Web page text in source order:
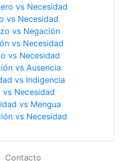
vs Necesidad
vs Necesidad
vs Negación
vs Necesidad
vs Necesidad
vs Ausencia
vs Indigencia
vs Necesidad
vs Mengua
vs Necesidad
Contacto